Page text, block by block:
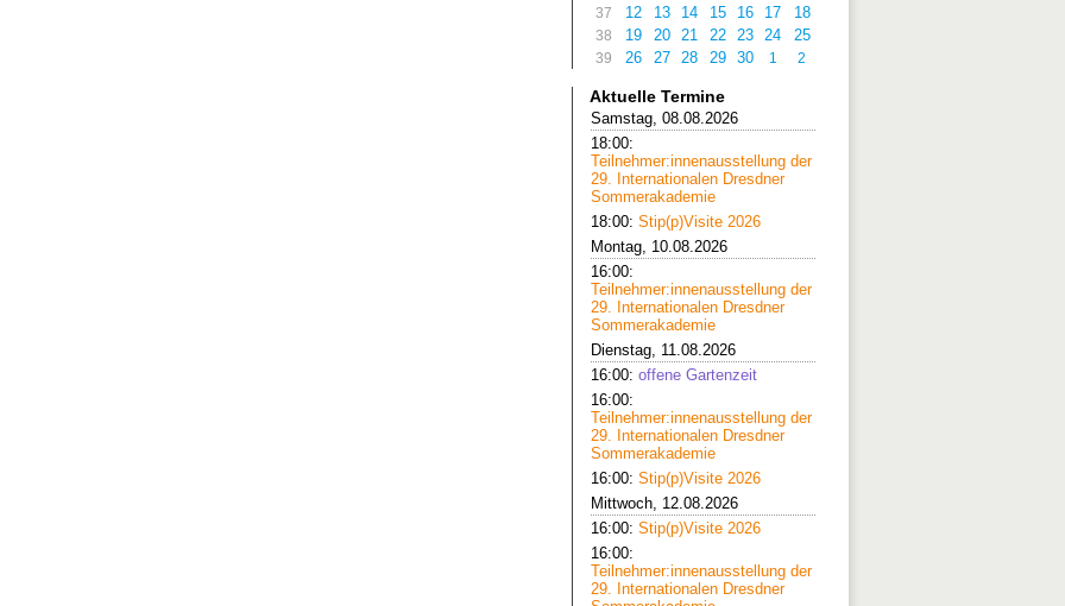
37 12 13 14 15 16 17 18
38 19 20 21 22 23 24 25
39 26 27 28 29 30 1 2
Aktuelle Termine
Samstag, 08.08.2026
18:00:
Teilnehmer:innenausstellung der
29. Internationalen Dresdner
Sommerakademie
18:00: Stip(p)Visite 2026
Montag, 10.08.2026
16:00:
Teilnehmer:innenausstellung der
29. Internationalen Dresdner
Sommerakademie
Dienstag, 11.08.2026
16:00: offene Gartenzeit
16:00:
Teilnehmer:innenausstellung der
29. Internationalen Dresdner
Sommerakademie
16:00: Stip(p)Visite 2026
Mittwoch, 12.08.2026
16:00: Stip(p)Visite 2026
16:00:
Teilnehmer:innenausstellung der
29. Internationalen Dresdner